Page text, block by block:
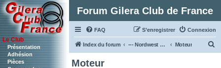
Le Club
Présentation
Adhésion
Pièces
Forum Gilera Club de France
FAQ Connexion
S’enregistrer
Index du forum --- Nordwest & RC --- Moteur
Moteur